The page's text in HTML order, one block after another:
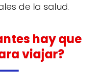
de la salud.
hay que
viajar?